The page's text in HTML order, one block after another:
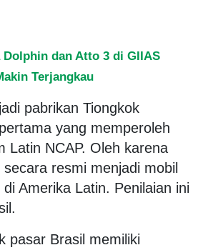
Dolphin dan Atto 3 di GIIAS
Terjangkau
pabrikan Tiongkok
yang memperoleh
Latin NCAP. Oleh karena
resmi menjadi mobil
Amerika Latin. Penilaian ini
pasar Brasil memiliki